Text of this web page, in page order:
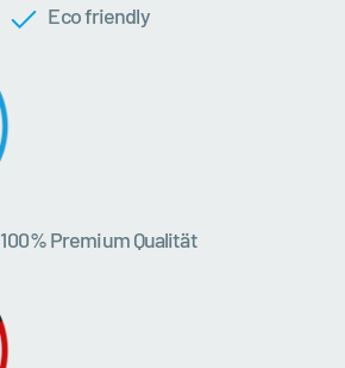
Eco friendly
100 % Premium Qualität